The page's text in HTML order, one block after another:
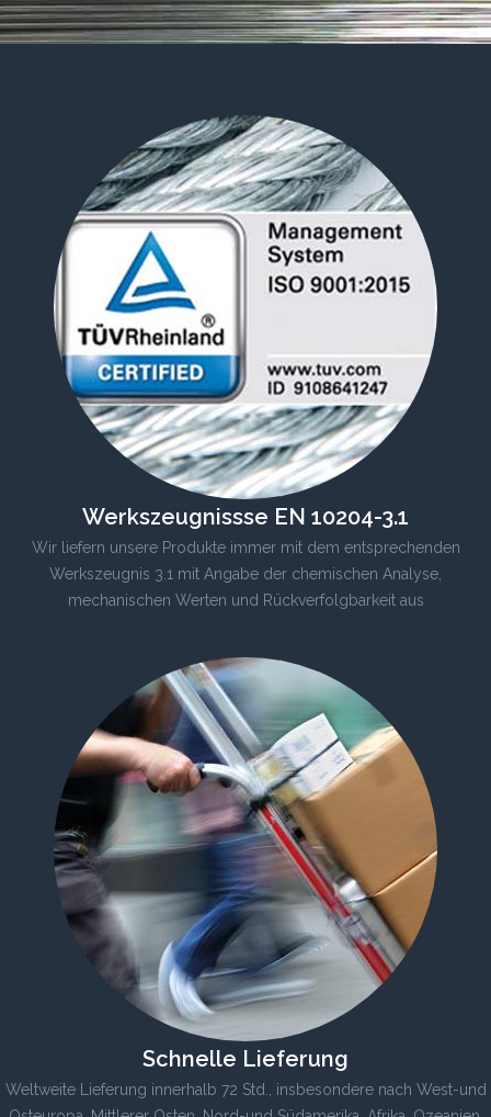
Werkszeugnissse EN 10204-3.1
Wir liefern unsere Produkte immer mit dem entsprechenden
Werkszeugnis 3.1 mit Angabe der chemischen Analyse,
mechanischen Werten und Rückverfolgbarkeit aus
Schnelle Lieferung
Weltweite Lieferung innerhalb 72 Std., insbesondere nach West-und